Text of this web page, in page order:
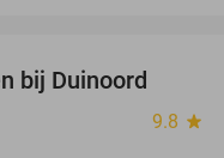
bij Duinoord
9.8 star